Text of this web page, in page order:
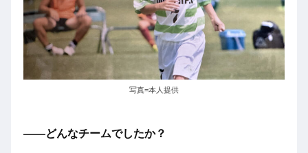
写真=本人提供
――どんなチームでしたか？